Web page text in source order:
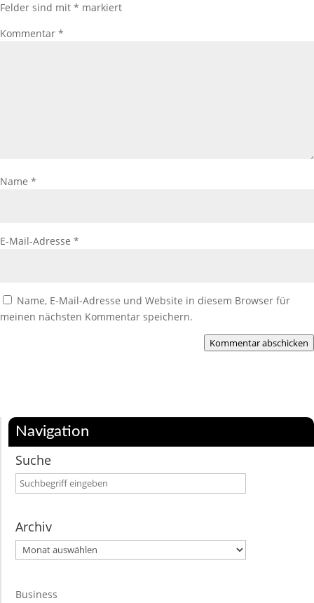
Felder sind mit * markiert
Kommentar *
Name *
E-Mail-Adresse *
Name, E-Mail-Adresse und Website in diesem Browser für
meinen nächsten Kommentar speichern.
Kommentar abschicken
Navigation
Suche
Archiv
Archiv
Business